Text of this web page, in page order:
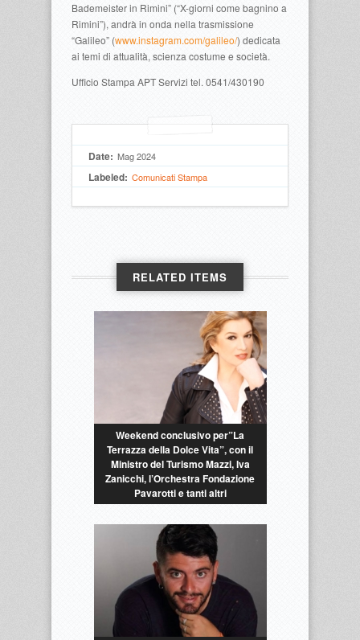
Bademeister in Rimini” (“X-giorni come bagnino a
Rimini”), andrà in onda nella trasmissione
“Galileo” (www.instagram.com/galileo/) dedicata
ai temi di attualità, scienza costume e società.
Ufficio Stampa APT Servizi tel. 0541/430190
Date: Mag 2024
Labeled: Comunicati Stampa
RELATED ITEMS
Weekend conclusivo per”La
Terrazza della Dolce Vita”, con il
Ministro del Turismo Mazzi, Iva
Zanicchi, l’Orchestra Fondazione
Pavarotti e tanti altri